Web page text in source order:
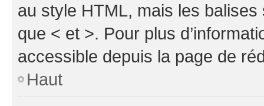
au style HTML, mais les
que < et >. Pour plus
accessible depuis la page de
Haut